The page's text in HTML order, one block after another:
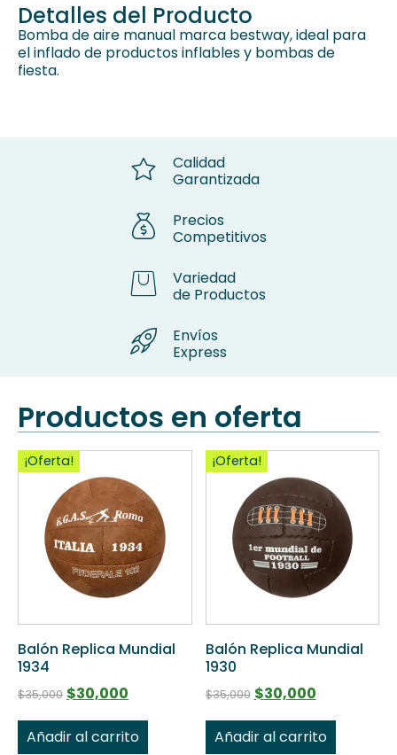
Detalles del Producto
Bomba de aire manual marca bestway, ideal para
el inflado de productos inflables y bombas de
fiesta.
Calidad
Garantizada
Precios
Competitivos
Variedad
de Productos
Envíos
Express
Productos en oferta
¡Oferta!
Balón Replica Mundial
1934
$35,000 $30,000
Añadir al carrito
¡Oferta!
Balón Replica Mundial
1930
$35,000 $30,000
Añadir al carrito